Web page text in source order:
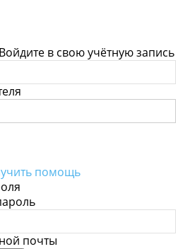
в свою учётную запись
помощь
почты